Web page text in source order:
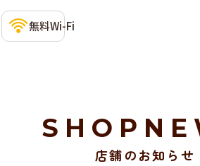
無料Wi-Fi
店舗のお知らせ